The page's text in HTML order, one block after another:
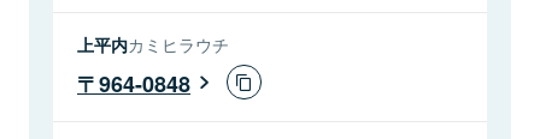
上平内カミヒラウチ
964-0848